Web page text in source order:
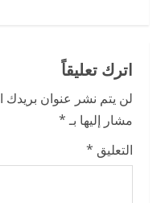
R
e
a
اترك تعليقاً
لن يتم نشر عنوان بريدك
مشار إليها بـ*
التعليق *